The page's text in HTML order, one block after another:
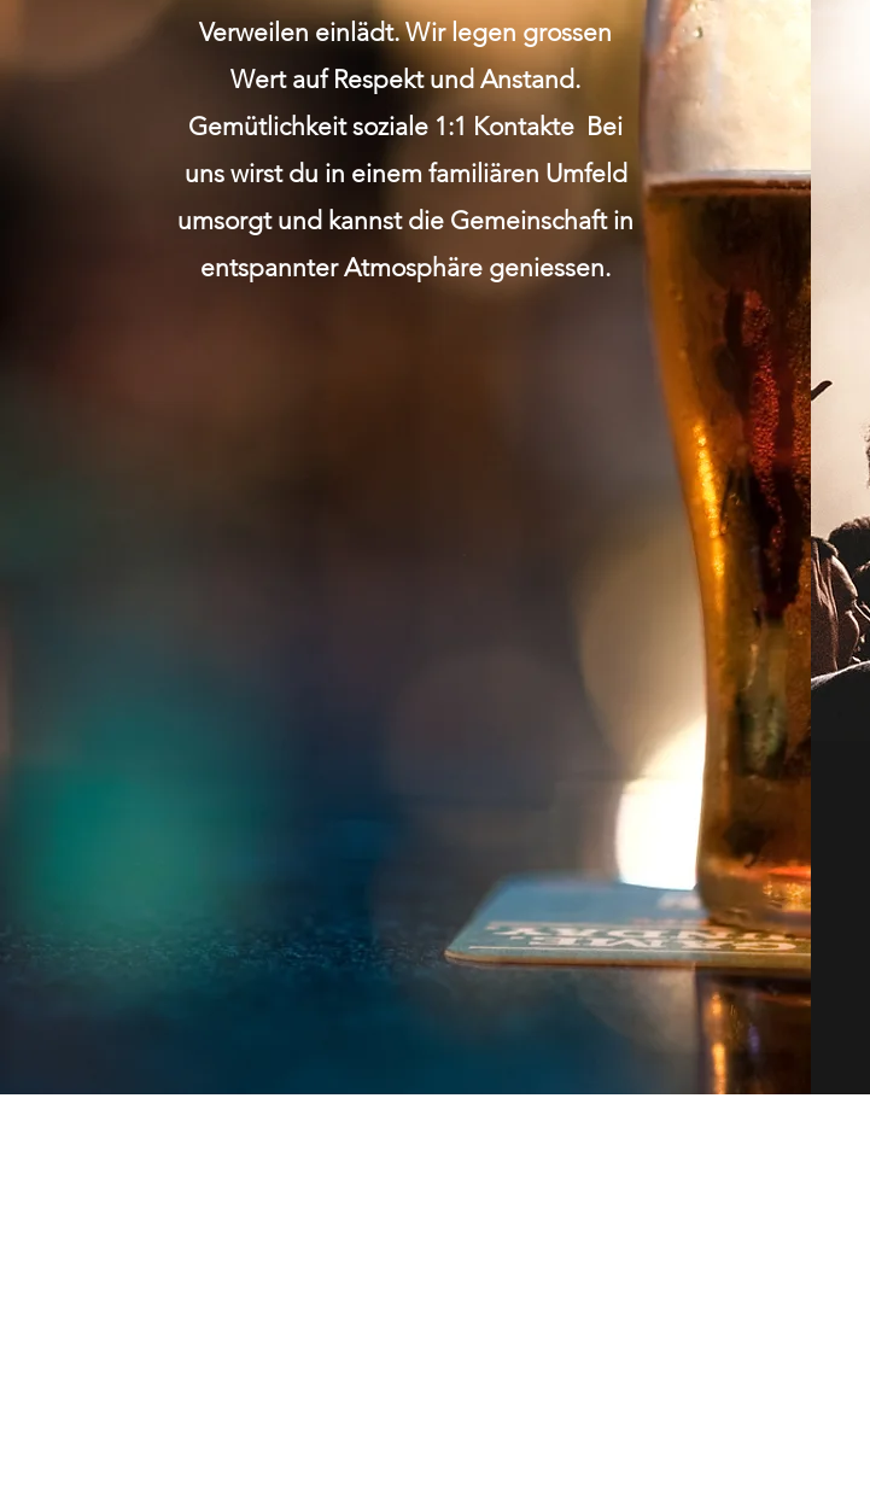
Verweilen einlädt. Wir legen grossen
Wert auf Respekt und Anstand.
Gemütlichkeit soziale 1:1 Kontakte Bei
uns wirst du in einem familiären Umfeld
umsorgt und kannst die Gemeinschaft in
entspannter Atmosphäre geniessen.